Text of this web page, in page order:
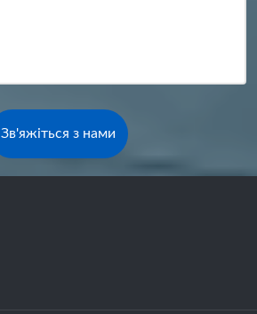
Зв'яжіться з нами